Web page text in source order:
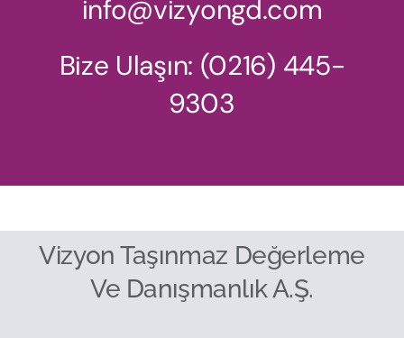
info@vizyongd.com
Bize Ulaşın: (0216) 445-
9303
Vizyon Taşınmaz Değerleme
Ve Danışmanlık A.Ş.